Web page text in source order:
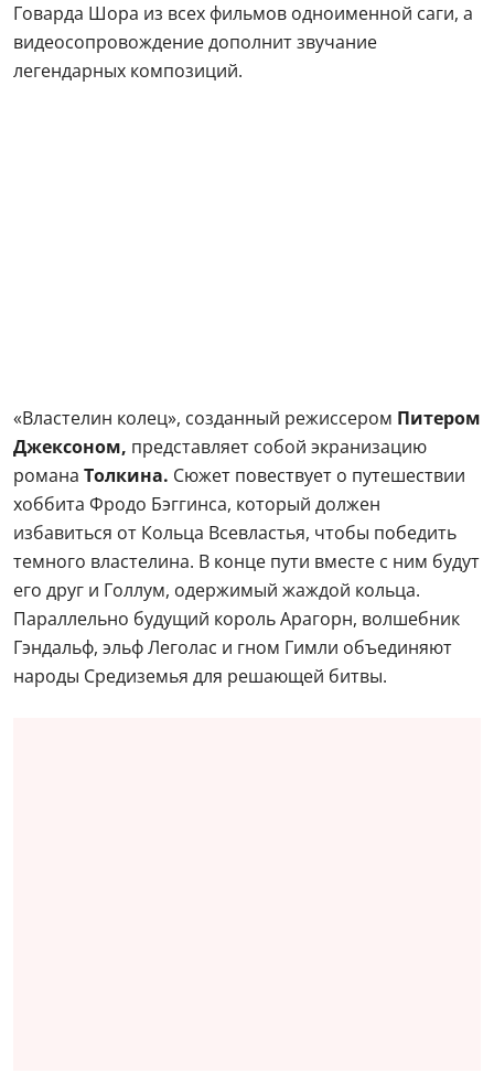
Говарда Шора из всех фильмов одноименной саги, а
видеосопровождение дополнит звучание
легендарных композиций.
«Властелин колец», созданный режиссером Питером
Джексоном, представляет собой экранизацию
романа Толкина. Сюжет повествует о путешествии
хоббита Фродо Бэггинса, который должен
избавиться от Кольца Всевластья, чтобы победить
темного властелина. В конце пути вместе с ним будут
его друг и Голлум, одержимый жаждой кольца.
Параллельно будущий король Арагорн, волшебник
Гэндальф, эльф Леголас и гном Гимли объединяют
народы Средиземья для решающей битвы.